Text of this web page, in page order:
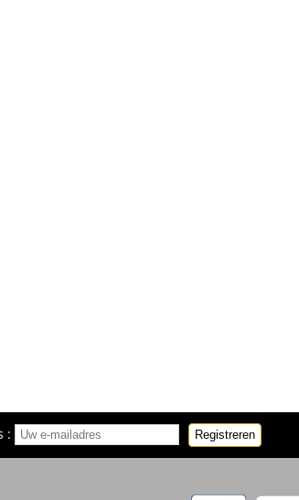
: Registreren